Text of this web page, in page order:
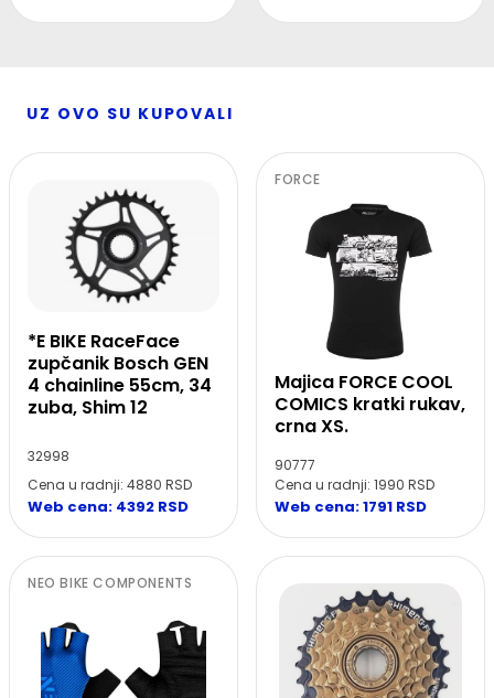
UZ OVO SU KUPOVALI
*E BIKE RaceFace
zupčanik Bosch GEN
4 chainline 55cm, 34
zuba, Shim 12
32998
Cena u radnji: 4880 RSD
Web cena: 4392 RSD
FORCE
Majica FORCE COOL
COMICS kratki rukav,
crna XS.
90777
Cena u radnji: 1990 RSD
Web cena: 1791 RSD
NEO BIKE COMPONENTS